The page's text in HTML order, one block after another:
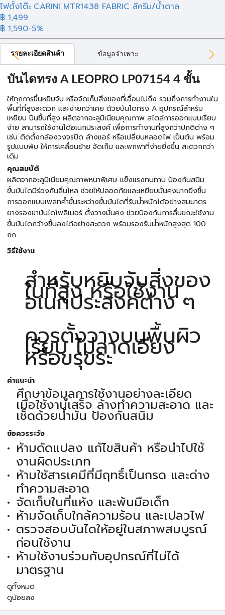
ไฟตั้งโต๊ะ CARINI MTR1438 FABRIC สีครีม/น้ำตาล
฿ 1,499
฿ 1,590-5%
รายละเอียดสินค้า ข้อมูลจำเพาะ
บันไดทรง A LEOPRO LP07154 4 ขั้น
ให้ทุกการขึ้นหยิบจับ หรือจัดเก็บสิ่งของที่เอื้อมไม่ถึง รวมถึงการทำงานใน
พื้นที่ที่สูงสะดวก และง่ายกว่าเคย ด้วยบันไดทรง A อุปกรณ์สำหรับ
เหยียบ ปีนขึ้นที่สูง ผลิตจากอะลูมิเนียมคุณภาพ สไตล์การออกแบบเรียบ
ง่าย สามารถใช้งานได้อเนกประสงค์ เพื่อการทำงานที่สูงกว่าปกติต่าง ๆ
เช่น ติดตั้งกล้องวงจรปิด ล้างแอร์ หรือเปลี่ยนหลอดไฟ เป็นต้น พร้อม
รูปแบบพับ ให้การเคลื่อนย้าย จัดเก็บ และพกพาที่ง่ายยิ่งขึ้น สะดวกกว่า
เดิม
คุณสมบัติ
ผลิตจากอะลูมิเนียมคุณภาพหนาพิเศษ แข็งแรงทนทาน ป้องกันสนิม
ขั้นบันไดมีร่องกันลื่นไหล ช่วยให้ปลอดภัยและเหยียบมั่นคงมากยิ่งขึ้น
การออกแบบเพลทค้ำขั้นระหว่างขั้นบันไดที่รับน้ำหนักได้อย่างสมมาตร
ยางรองขาบันไดโพลิเมอร์ ตั้งวางมั่นคง ช่วยป้องกันการลื่นขณะใช้งาน
ขั้นบันไดกว้างขึ้นลงได้อย่างสะดวก พร้อมรองรับน้ำหนักสูงสุด 100
กก.
วิธีใช้งาน
สำหรับหยิบจับสิ่งของ
ในที่สูง หรือใช้งาน
อเนกประสงค์ต่าง ๆ
ควรตั้งวางบนพื้นผิว
เรียบ ไม่ลาดเอียง
หรือขรุขระ
คำแนะนำ
ศึกษาข้อมูลการใช้งานอย่างละเอียด
เมื่อใช้งานเสร็จ ล้างทำความสะอาด และ
เช็ดด้วยน้ำมัน ป้องกันสนิม
ข้อควรระวัง
ห้ามดัดแปลง แก้ไขสินค้า หรือนำไปใช้
งานผิดประเภท
ห้ามใช้สารเคมีที่มีฤทธิ์เป็นกรด และด่าง
ทำความสะอาด
จัดเก็บในที่แห้ง และพ้นมือเด็ก
ห้ามจัดเก็บใกล้ความร้อน และเปลวไฟ
ตรวจสอบบันไดให้อยู่ในสภาพสมบูรณ์
ก่อนใช้งาน
ห้ามใช้งานร่วมกับอุปกรณ์ที่ไม่ได้
มาตรฐาน
ดูทั้งหมด
ดูน้อยลง